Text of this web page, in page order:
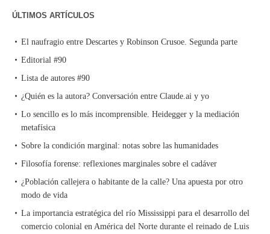
ÚLTIMOS ARTÍCULOS
El naufragio entre Descartes y Robinson Crusoe. Segunda parte
Editorial #90
Lista de autores #90
¿Quién es la autora? Conversación entre Claude.ai y yo
Lo sencillo es lo más incomprensible. Heidegger y la mediación
metafísica
Sobre la condición marginal: notas sobre las humanidades
Filosofía forense: reflexiones marginales sobre el cadáver
¿Población callejera o habitante de la calle? Una apuesta por otro
modo de vida
La importancia estratégica del río Mississippi para el desarrollo del
comercio colonial en América del Norte durante el reinado de Luis